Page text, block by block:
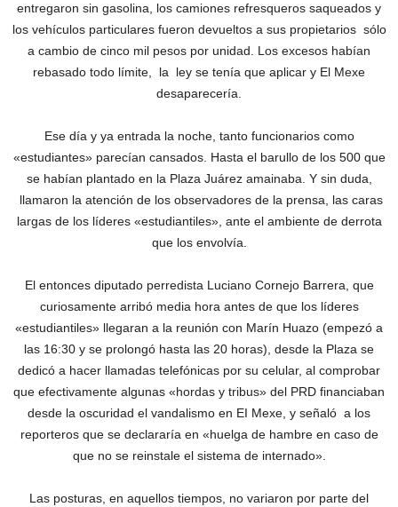
entregaron sin gasolina, los camiones refresqueros saqueados y
los vehículos particulares fueron devueltos a sus propietarios sólo
a cambio de cinco mil pesos por unidad. Los excesos habían
rebasado todo límite, la ley se tenía que aplicar y El Mexe
desaparecería.
Ese día y ya entrada la noche, tanto funcionarios como
«estudiantes» parecían cansados. Hasta el barullo de los 500 que
se habían plantado en la Plaza Juárez amainaba. Y sin duda,
llamaron la atención de los observadores de la prensa, las caras
largas de los líderes «estudiantiles», ante el ambiente de derrota
que los envolvía.
El entonces diputado perredista Luciano Cornejo Barrera, que
curiosamente arribó media hora antes de que los líderes
«estudiantiles» llegaran a la reunión con Marín Huazo (empezó a
las 16:30 y se prolongó hasta las 20 horas), desde la Plaza se
dedicó a hacer llamadas telefónicas por su celular, al comprobar
que efectivamente algunas «hordas y tribus» del PRD financiaban
desde la oscuridad el vandalismo en EI Mexe, y señaló a los
reporteros que se declararía en «huelga de hambre en caso de
que no se reinstale el sistema de internado».
Las posturas, en aquellos tiempos, no variaron por parte del